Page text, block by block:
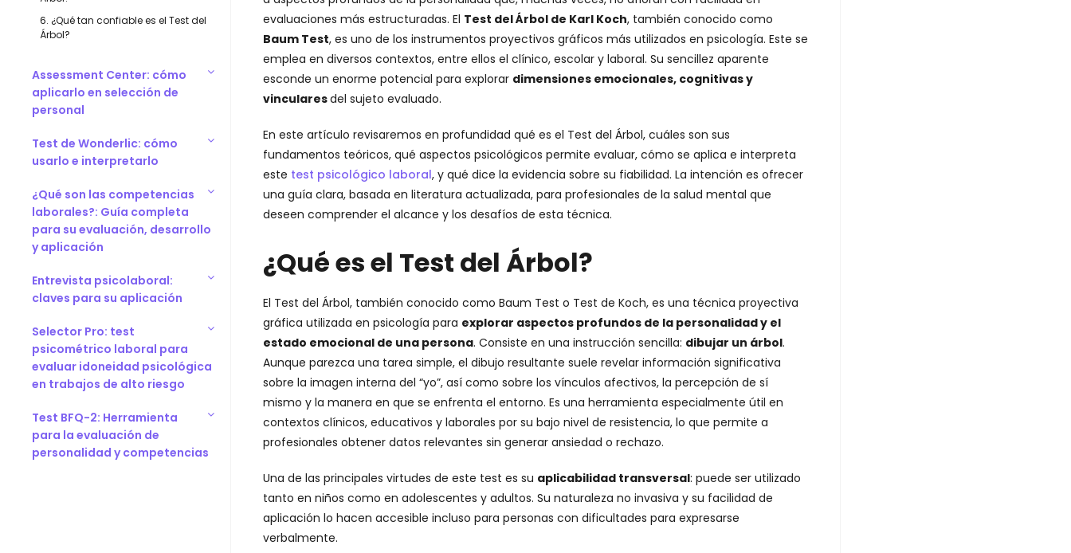
6. ¿Qué tan confiable es el Test del
Árbol?
Assessment Center: cómo
aplicarlo en selección de
personal
Test de Wonderlic: cómo
usarlo e interpretarlo
¿Qué son las competencias
laborales?: Guía completa
para su evaluación, desarrollo
y aplicación
Entrevista psicolaboral:
claves para su aplicación
Selector Pro: test
psicométrico laboral para
evaluar idoneidad psicológica
en trabajos de alto riesgo
Test BFQ-2: Herramienta
para la evaluación de
personalidad y competencias
evaluaciones más estructuradas. El Test del Árbol de Karl Koch, también conocido como
Baum Test, es uno de los instrumentos proyectivos gráficos más utilizados en psicología. Este se
emplea en diversos contextos, entre ellos el clínico, escolar y laboral. Su sencillez aparente
esconde un enorme potencial para explorar dimensiones emocionales, cognitivas y
vincularesdel sujeto evaluado.
En este artículo revisaremos en profundidad qué es el Test del Árbol, cuáles son sus
fundamentos teóricos, qué aspectos psicológicos permite evaluar, cómo se aplica e interpreta
este test psicológico laboral, y qué dice la evidencia sobre su fiabilidad. La intención es ofrecer
una guía clara, basada en literatura actualizada, para profesionales de la salud mental que
deseen comprender el alcance y los desafíos de esta técnica.
¿Qué es el Test del Árbol?
El Test del Árbol, también conocido como Baum Test o Test de Koch, es una técnica proyectiva
gráfica utilizada en psicología para explorar aspectos profundos de la personalidad y el
estado emocional de una persona. Consiste en una instrucción sencilla: dibujar un árbol.
Aunque parezca una tarea simple, el dibujo resultante suele revelar información significativa
sobre la imagen interna del “yo”, así como sobre los vínculos afectivos, la percepción de sí
mismo y la manera en que se enfrenta el entorno. Es una herramienta especialmente útil en
contextos clínicos, educativos y laborales por su bajo nivel de resistencia, lo que permite a
profesionales obtener datos relevantes sin generar ansiedad o rechazo.
Una de las principales virtudes de este test es su aplicabilidad transversal: puede ser utilizado
tanto en niños como en adolescentes y adultos. Su naturaleza no invasiva y su facilidad de
aplicación lo hacen accesible incluso para personas con dificultades para expresarse
verbalmente.